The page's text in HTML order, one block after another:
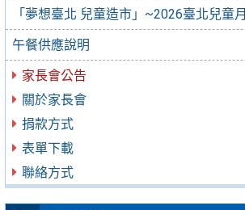
「夢想臺北 兒童造市」~2026臺北兒童月
午餐供應說明
家長會公告
關於家長會
捐款方式
表單下載
聯絡方式